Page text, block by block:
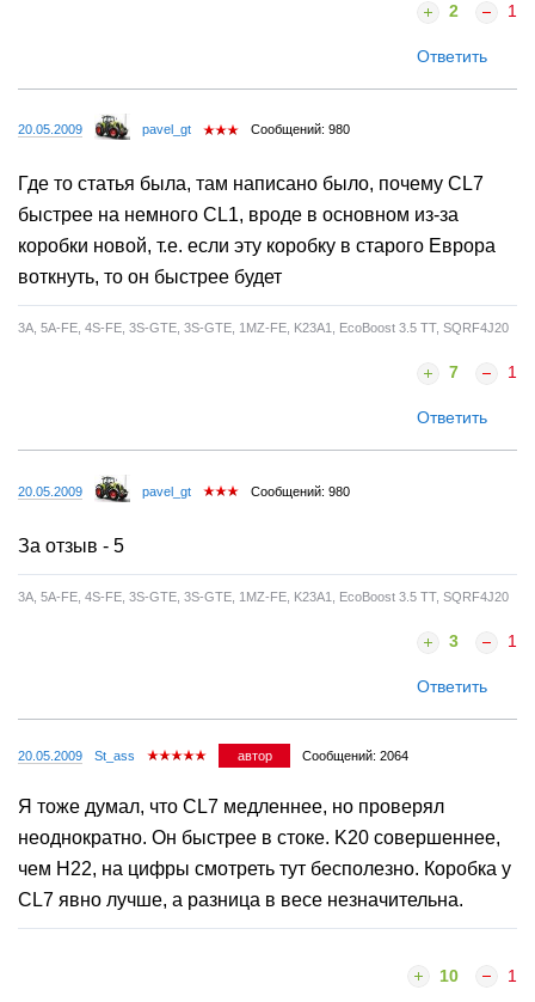
2 1
Ответить
20.05.2009 pavel_gt Сообщений: 980
Где то статья была, там написано было, почему CL7
быстрее на немного СL1, вроде в основном из-за
коробки новой, т.е. если эту коробку в старого Еврора
воткнуть, то он быстрее будет
3A, 5A-FE, 4S-FE, 3S-GTE, 3S-GTE, 1MZ-FE, K23A1, EcoBoost 3.5 TT, SQRF4J20
7 1
Ответить
20.05.2009 pavel_gt Сообщений: 980
За отзыв - 5
3A, 5A-FE, 4S-FE, 3S-GTE, 3S-GTE, 1MZ-FE, K23A1, EcoBoost 3.5 TT, SQRF4J20
3 1
Ответить
20.05.2009 St_ass автор Сообщений: 2064
Я тоже думал, что CL7 медленнее, но проверял
неоднократно. Он быстрее в стоке. K20 совершеннее,
чем H22, на цифры смотреть тут бесполезно. Коробка у
CL7 явно лучше, а разница в весе незначительна.
10 1